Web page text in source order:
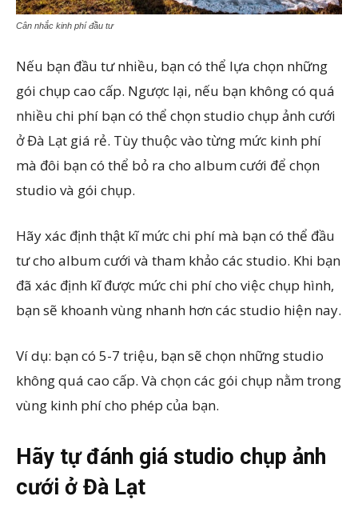
Cân nhắc kinh phí đầu tư
Nếu bạn đầu tư nhiều, bạn có thể lựa chọn những
gói chụp cao cấp. Ngược lại, nếu bạn không có quá
nhiều chi phí bạn có thể chọn studio chụp ảnh cưới
ở Đà Lạt giá rẻ. Tùy thuộc vào từng mức kinh phí
mà đôi bạn có thể bỏ ra cho album cưới để chọn
studio và gói chụp.
Hãy xác định thật kĩ mức chi phí mà bạn có thể đầu
tư cho album cưới và tham khảo các studio. Khi bạn
đã xác định kĩ được mức chi phí cho việc chụp hình,
bạn sẽ khoanh vùng nhanh hơn các studio hiện nay.
Ví dụ: bạn có 5-7 triệu, bạn sẽ chọn những studio
không quá cao cấp. Và chọn các gói chụp nằm trong
vùng kinh phí cho phép của bạn.
Hãy tự đánh giá studio chụp ảnh
cưới ở Đà Lạt